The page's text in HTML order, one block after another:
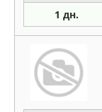
1 дн.